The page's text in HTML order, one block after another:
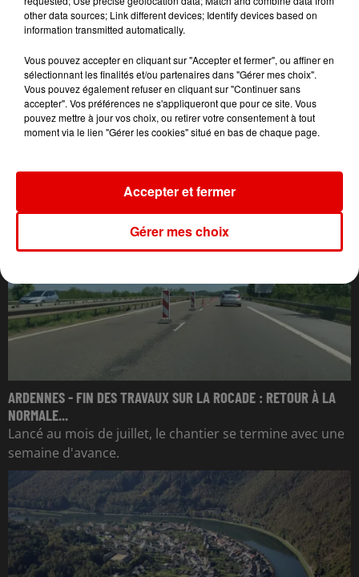
ARDENNES - FIN DES TRAVAUX SUR LA ROCADE : RETOUR À LA
NORMALE...
Lancé au mois de juillet, le chantier se termine avec une
semaine d'avance.
other data sources; Link different devices; Identify devices based on
information transmitted automatically.
Vous pouvez accepter en cliquant sur "Accepter et fermer", ou affiner en
sélectionnant les finalités et/ou partenaires dans "Gérer mes choix".
Vous pouvez également refuser en cliquant sur "Continuer sans
accepter". Vos préférences ne s'appliqueront que pour ce site. Vous
pouvez mettre à jour vos choix, ou retirer votre consentement à tout
moment via le lien "Gérer les cookies" situé en bas de chaque page.
Gérer mes choix
Accepter et fermer